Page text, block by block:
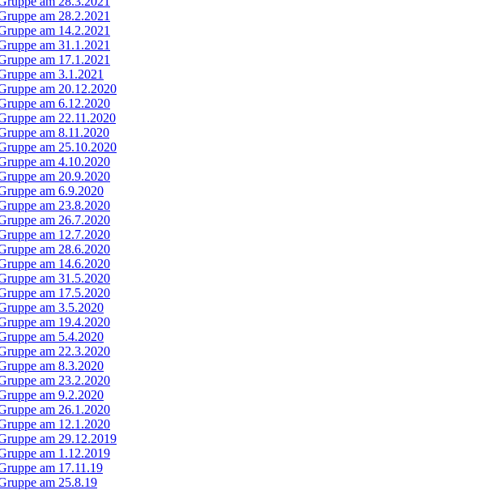
am 28.2.2021
am 14.2.2021
am 31.1.2021
am 17.1.2021
am 3.1.2021
am 20.12.2020
am 6.12.2020
am 22.11.2020
am 8.11.2020
am 25.10.2020
am 4.10.2020
am 20.9.2020
am 6.9.2020
am 23.8.2020
am 26.7.2020
am 12.7.2020
am 28.6.2020
am 14.6.2020
am 31.5.2020
am 17.5.2020
am 3.5.2020
am 19.4.2020
am 5.4.2020
am 22.3.2020
am 8.3.2020
am 23.2.2020
am 9.2.2020
am 26.1.2020
am 12.1.2020
am 29.12.2019
am 1.12.2019
am 17.11.19
am 25.8.19